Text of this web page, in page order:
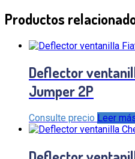
Productos
Deflector
Jumper 2P
Consulte precio Leer